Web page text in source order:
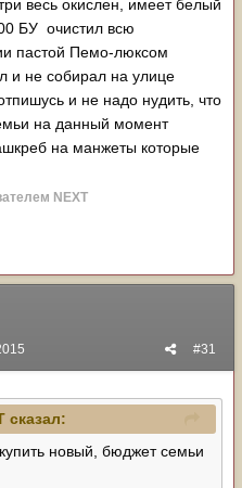
весь окислен, имеет белый
БУ очистил всю
пастой Пемо-люксом
и не собирал на улице
и не надо нудить, что
на данный момент
на манжеты которые
NЕХТ
#31
сказал:
новый, бюджет семьи